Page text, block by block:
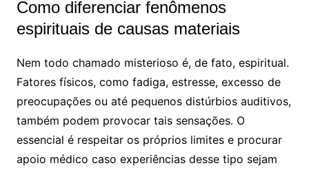
Como diferenciar fenômenos
espirituais de causas materiais
Nem todo chamado misterioso é, de fato, espiritual.
Fatores físicos, como fadiga, estresse, excesso de
preocupações ou até pequenos distúrbios auditivos,
também podem provocar tais sensações. O
essencial é respeitar os próprios limites e procurar
apoio médico caso experiências desse tipo sejam